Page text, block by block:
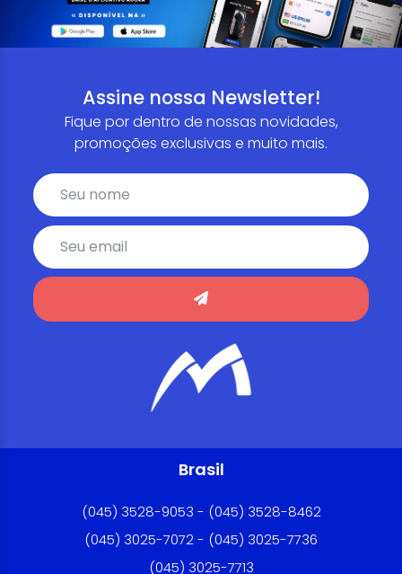
Assine nossa Newsletter!
Fique por dentro de nossas novidades,
promoções exclusivas e muito mais.
Brasil
(045) 3528-9053 - (045) 3528-8462
(045) 3025-7072 - (045) 3025-7736
(045) 3025-7713